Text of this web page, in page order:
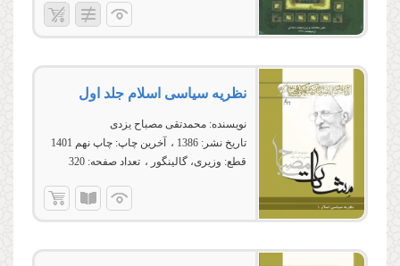
نظریه سیاسى اسلام جلد اول
نویسنده: محمدتقی مصباح یزدی
تاریخ نشر: 1386 آخرین چاپ: چاپ نهم 1401
قطع: وزیری، گالینگور تعداد صفحه: 320